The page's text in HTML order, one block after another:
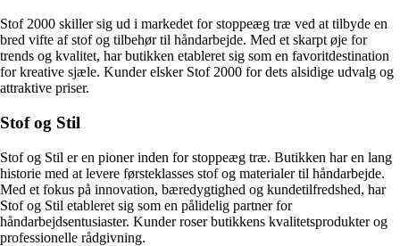
Stof 2000 skiller sig ud i markedet for stoppeæg træ ved at tilbyde en
bred vifte af stof og tilbehør til håndarbejde. Med et skarpt øje for
trends og kvalitet, har butikken etableret sig som en favoritdestination
for kreative sjæle. Kunder elsker Stof 2000 for dets alsidige udvalg og
attraktive priser.
Stof og Stil
Stof og Stil er en pioner inden for stoppeæg træ. Butikken har en lang
historie med at levere førsteklasses stof og materialer til håndarbejde.
Med et fokus på innovation, bæredygtighed og kundetilfredshed, har
Stof og Stil etableret sig som en pålidelig partner for
håndarbejdsentusiaster. Kunder roser butikkens kvalitetsprodukter og
professionelle rådgivning.